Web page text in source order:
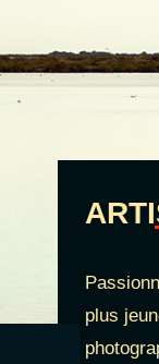
ARTI
plus